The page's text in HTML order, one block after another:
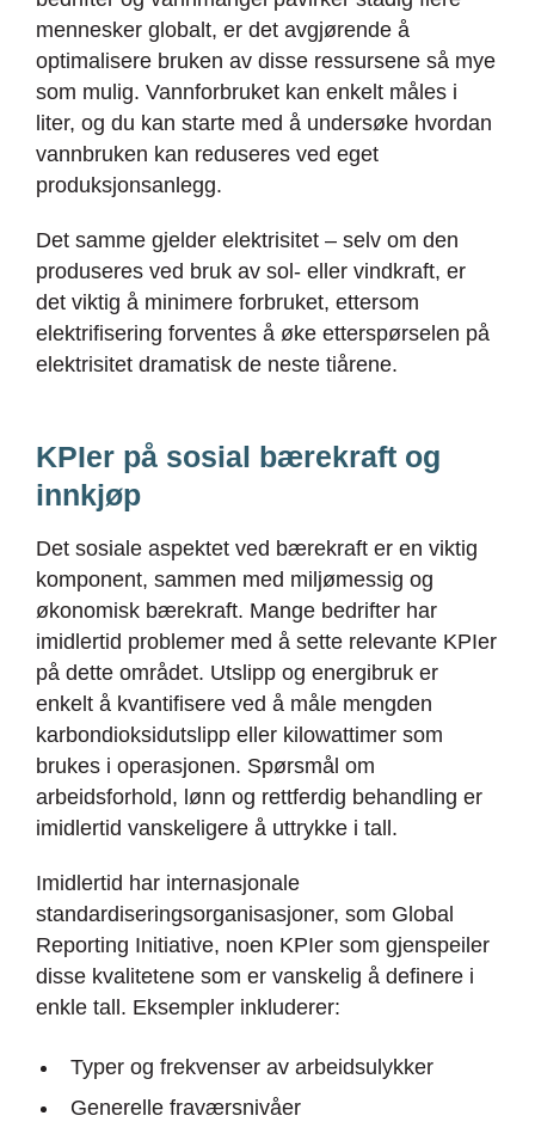
mennesker globalt, er det avgjørende å
optimalisere bruken av disse ressursene så mye
som mulig. Vannforbruket kan enkelt måles i
liter, og du kan starte med å undersøke hvordan
vannbruken kan reduseres ved eget
produksjonsanlegg.
Det samme gjelder elektrisitet – selv om den
produseres ved bruk av sol- eller vindkraft, er
det viktig å minimere forbruket, ettersom
elektrifisering forventes å øke etterspørselen på
elektrisitet dramatisk de neste tiårene.
KPIer på sosial bærekraft og
innkjøp
Det sosiale aspektet ved bærekraft er en viktig
komponent, sammen med miljømessig og
økonomisk bærekraft. Mange bedrifter har
imidlertid problemer med å sette relevante KPIer
på dette området. Utslipp og energibruk er
enkelt å kvantifisere ved å måle mengden
karbondioksidutslipp eller kilowattimer som
brukes i operasjonen. Spørsmål om
arbeidsforhold, lønn og rettferdig behandling er
imidlertid vanskeligere å uttrykke i tall.
Imidlertid har internasjonale
standardiseringsorganisasjoner, som Global
Reporting Initiative, noen KPIer som gjenspeiler
disse kvalitetene som er vanskelig å definere i
enkle tall. Eksempler inkluderer:
Typer og frekvenser av arbeidsulykker
Generelle fraværsnivåer